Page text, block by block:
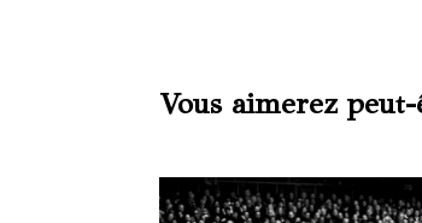
Vous aimerez
Produits similaires